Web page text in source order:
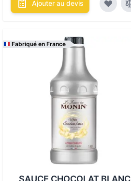
Ajouter au devis
Fabriqué en France
Les conditionnements disponibles :
SAUCE CHOCOLAT BLANC